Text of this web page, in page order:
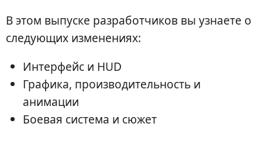
В этом выпуске разработчиков вы узнаете о
следующих изменениях:
Интерфейс и HUD
Графика, производительность и
анимации
Боевая система и сюжет